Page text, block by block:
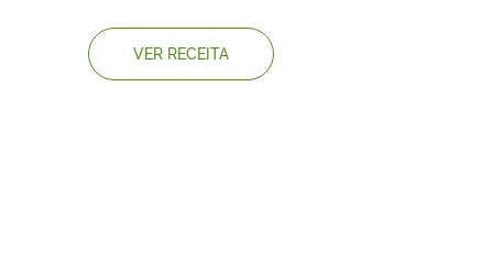
VER RECEITA